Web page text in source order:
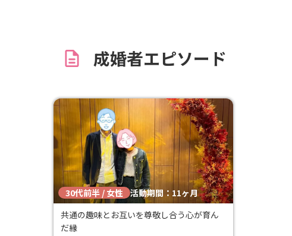
成婚者エピソード
30代前半 / 女性
活動期間：11ヶ月
共通の趣味とお互いを尊敬し合う心が育ん
だ縁